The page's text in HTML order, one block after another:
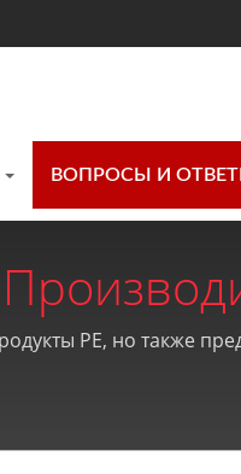
ВОПРОСЫ И
Листов
PE, но также